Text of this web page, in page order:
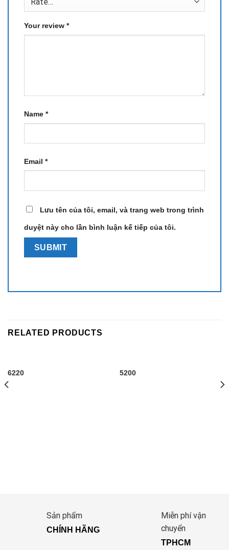
Your review *
Name *
Email *
Lưu tên của tôi, email, và trang web trong trình
duyệt này cho lần bình luận kế tiếp của tôi.
RELATED PRODUCTS
6220 5200
Sản phẩm
CHÍNH HÃNG
Miễn phí vận
chuyển
TPHCM